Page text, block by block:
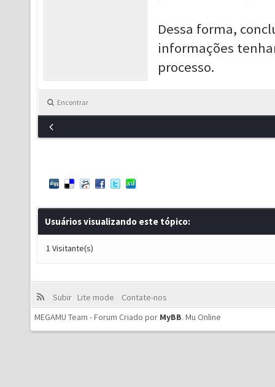
Dessa forma,
informações
processo.
Encontrar
Usuários visualizando este tópico:
1 Visitante(s)
Subir Lite mode
Contate-nos
MEGAMU Team - Forum Criado por MyBB. Mu Online